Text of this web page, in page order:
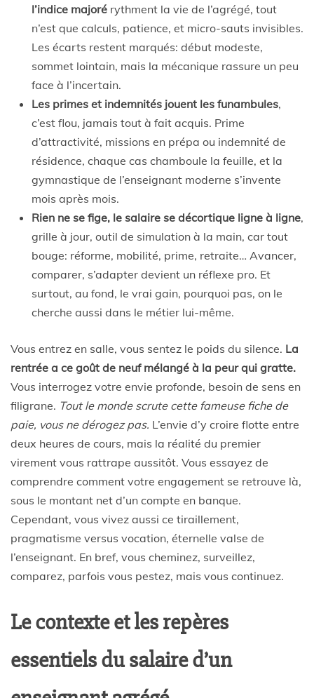
l’indice majoré rythment la vie de l’agrégé, tout
n’est que calculs, patience, et micro-sauts invisibles.
Les écarts restent marqués: début modeste,
sommet lointain, mais la mécanique rassure un peu
face à l’incertain.
Les primes et indemnités jouent les funambules,
c’est flou, jamais tout à fait acquis. Prime
d’attractivité, missions en prépa ou indemnité de
résidence, chaque cas chamboule la feuille, et la
gymnastique de l’enseignant moderne s’invente
mois après mois.
Rien ne se fige, le salaire se décortique ligne à ligne,
grille à jour, outil de simulation à la main, car tout
bouge: réforme, mobilité, prime, retraite… Avancer,
comparer, s’adapter devient un réflexe pro. Et
surtout, au fond, le vrai gain, pourquoi pas, on le
cherche aussi dans le métier lui-même.
Vous entrez en salle, vous sentez le poids du silence. La
rentrée a ce goût de neuf mélangé à la peur qui gratte.
Vous interrogez votre envie profonde, besoin de sens en
filigrane. Tout le monde scrute cette fameuse fiche de
paie, vous ne dérogez pas. L’envie d’y croire flotte entre
deux heures de cours, mais la réalité du premier
virement vous rattrape aussitôt. Vous essayez de
comprendre comment votre engagement se retrouve là,
sous le montant net d’un compte en banque.
Cependant, vous vivez aussi ce tiraillement,
pragmatisme versus vocation, éternelle valse de
l’enseignant. En bref, vous cheminez, surveillez,
comparez, parfois vous pestez, mais vous continuez.
Le contexte et les repères
essentiels du salaire d’un